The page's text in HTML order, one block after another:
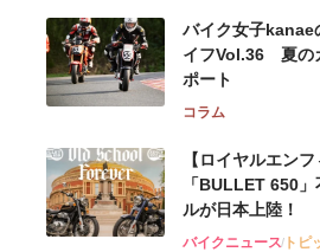
バイク女子kanae
イフVol.36 夏の
ポート
コラム
【ロイヤルエン
「BULLET 650
ルが⽇本上陸！
バイクニューストピ